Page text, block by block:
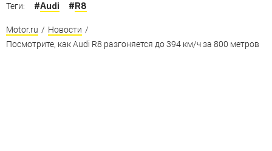
Теги: #Audi #R8
Motor.ru / Новости /
Посмотрите, как Audi R8 разгоняется до 394 км/ч за 800 метров